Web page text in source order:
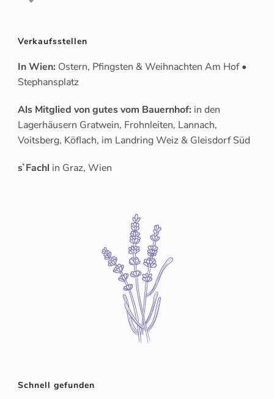
Verkaufsstellen
In Wien: Ostern, Pfingsten & Weihnachten Am Hof •
Stephansplatz
Als Mitglied von gutes vom Bauernhof: in den
Lagerhäusern Gratwein, Frohnleiten, Lannach,
Voitsberg, Köflach, im Landring Weiz & Gleisdorf Süd
s`Fachl in Graz, Wien
Schnell gefunden